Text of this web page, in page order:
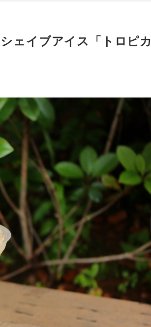
ェイブアイス「トロピカ